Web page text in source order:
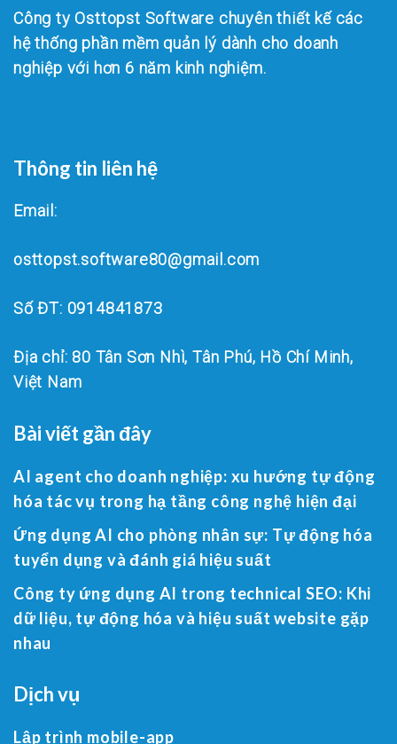
Công ty Osttopst Software chuyên thiết kế các
hệ thống phần mềm quản lý dành cho doanh
nghiệp với hơn 6 năm kinh nghiệm.
Thông tin liên hệ
Email:
osttopst.software80@gmail.com
Số ĐT: 0914841873
Địa chỉ: 80 Tân Sơn Nhì, Tân Phú, Hồ Chí Minh,
Việt Nam
Bài viết gần đây
AI agent cho doanh nghiệp: xu hướng tự động
hóa tác vụ trong hạ tầng công nghệ hiện đại
Ứng dụng AI cho phòng nhân sự: Tự động hóa
tuyển dụng và đánh giá hiệu suất
Công ty ứng dụng AI trong technical SEO: Khi
dữ liệu, tự động hóa và hiệu suất website gặp
nhau
Dịch vụ
Lập trình mobile-app